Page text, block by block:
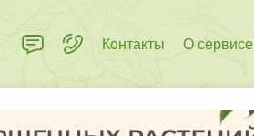
Контакты О сервисе